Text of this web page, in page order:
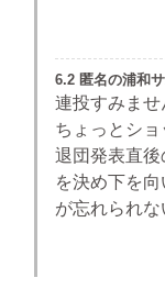
6.2 匿名の浦和
連投すみませ
ちょっとシ
退団発表直
を決め下を
が忘れられな